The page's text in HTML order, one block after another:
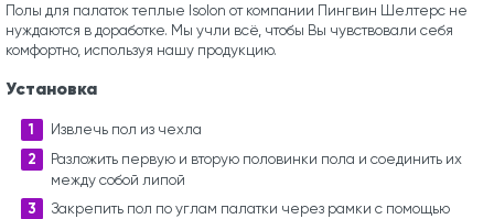
Полы для палаток теплые Isolon от компании Пингвин Шелтерс не
нуждаются в доработке. Мы учли всё, чтобы Вы чувствовали себя
комфортно, используя нашу продукцию.
Установка
Извлечь пол из чехла
Разложить первую и вторую половинки пола и соединить их
между собой липой
Закрепить пол по углам палатки через рамки с помощью